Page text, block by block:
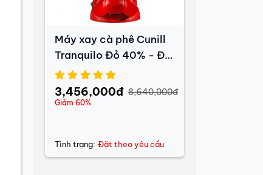
Máy xay cà phê Cunill
Tranquilo Đỏ 40% - Đã
qua sử dụng
3,456,000đ 8,640,000đ
Giảm 60%
Tình trạng: Đặt theo yêu cầu